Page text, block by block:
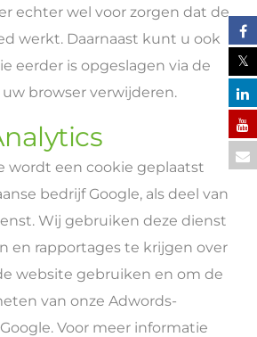
echter wel voor zorgen dat de
werkt. Daarnaast kunt u ook
eerder is opgeslagen via de
browser verwijderen.
wordt een cookie geplaatst
bedrijf Google, als deel van
Wij gebruiken deze dienst
en rapportages te krijgen over
website gebruiken en om de
van onze Adwords-
Voor meer informatie